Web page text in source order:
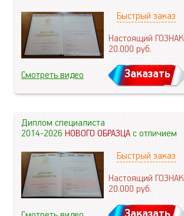
Быстрый заказ
Настоящий ГОЗНАК
20.000руб.
Смотреть видео Заказать
Диплом специалиста
2014-2026НОВОГО ОБРАЗЦАс отличием
Быстрый заказ
Настоящий ГОЗНАК
20.000руб.